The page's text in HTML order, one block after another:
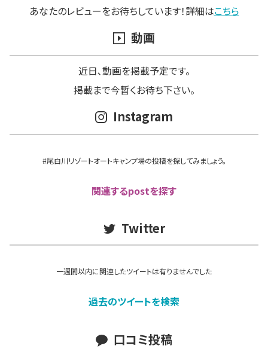
あなたのレビューをお待ちしています！詳細はこちら
動画
近日､動画を掲載予定です。
掲載まで今暫くお待ち下さい。
Instagram
#尾白川リゾートオートキャンプ場の投稿を探してみましょう。
関連するpostを探す
Twitter
一週間以内に関連したツイートは有りませんでした
過去のツイートを検索
口コミ投稿